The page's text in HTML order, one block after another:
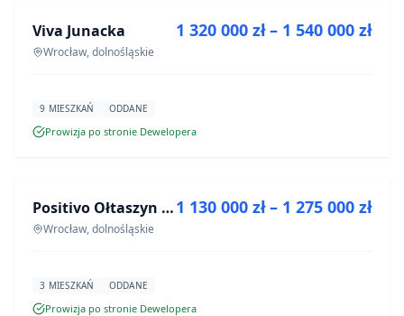
INWESTYCJA
Viva Junacka
Wrocław, dolnośląskie
1 320 000 zł – 1 540 000 zł
9 MIESZKAŃ ODDANE
Prowizja po stronie Dewelopera
INWESTYCJA Positivo Ołtaszyn - mieszkania wykończone pod klucz
Wrocław, dolnośląskie
1 130 000 zł – 1 275 000 zł
3 MIESZKAŃ ODDANE
Prowizja po stronie Dewelopera